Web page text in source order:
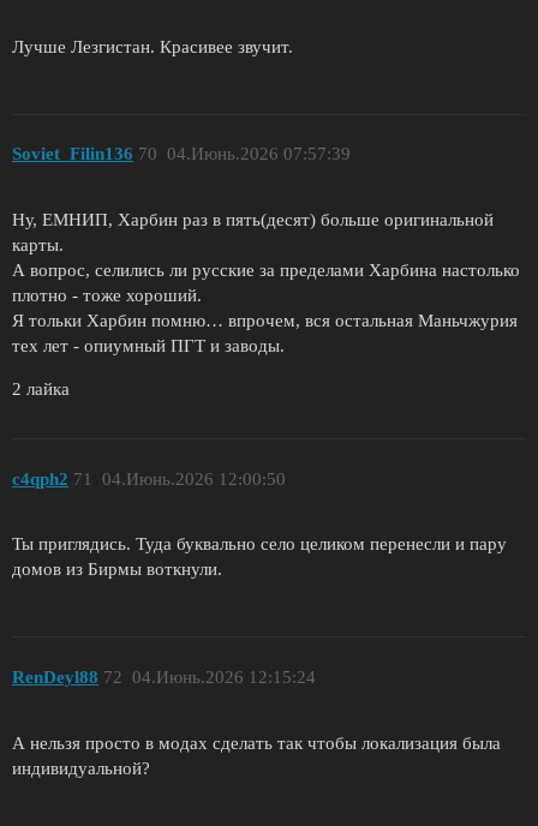
Лучше Лезгистан. Красивее звучит.
Soviet_Filin136 04.Июнь.2026 07:57:39
70
Ну, ЕМНИП, Харбин раз в пять(десят) больше оригинальной
карты.
А вопрос, селились ли русские за пределами Харбина настолько
плотно - тоже хороший.
Я тольки Харбин помню… впрочем, вся остальная Маньчжурия
тех лет - опиумный ПГТ и заводы.
2 лайка
c4qph2 04.Июнь.2026 12:00:50
71
Ты приглядись. Туда буквально село целиком перенесли и пару
домов из Бирмы воткнули.
RenDeyl88 04.Июнь.2026 12:15:24
72
А нельзя просто в модах сделать так чтобы локализация была
индивидуальной?